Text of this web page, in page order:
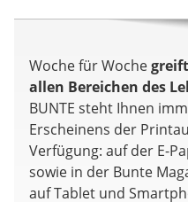
Woche für Woche
allen Bereichen des
BUNTE steht Ihnen
Erscheinens der
Verfügung: auf der E-
sowie in der Bunte
auf Tablet und